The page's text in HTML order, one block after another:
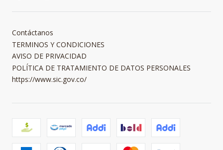
Contáctanos
TERMINOS Y CONDICIONES
AVISO DE PRIVACIDAD
POLÍTICA DE TRATAMIENTO DE DATOS PERSONALES
https://www.sic.gov.co/